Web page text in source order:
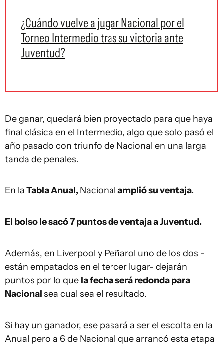
¿Cuándo vuelve a jugar Nacional por el
Torneo Intermedio tras su victoria ante
Juventud?
De ganar, quedará bien proyectado para que haya
final clásica en el Intermedio, algo que solo pasó el
año pasado con triunfo de Nacional en una larga
tanda de penales.
En laTabla Anual, Nacionalamplió su ventaja.
El bolso le sacó 7 puntos de ventaja a Juventud.
Además, en Liverpool y Peñarol uno de los dos -
están empatados en el tercer lugar- dejarán
puntos por lo que la fecha será redonda para
Nacionalsea cual sea el resultado.
Si hay un ganador, ese pasará a ser el escolta en la
Anual pero a 6 de Nacional que arrancó esta etapa